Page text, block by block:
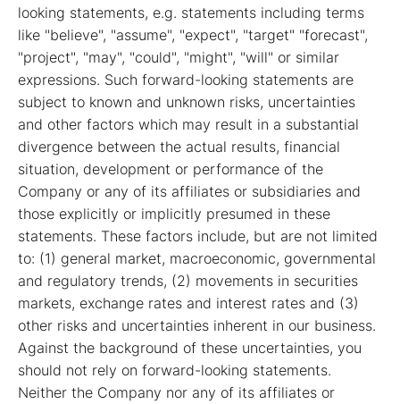
looking statements, e.g. statements including terms
like "believe", "assume", "expect", "target" "forecast",
"project", "may", "could", "might", "will" or similar
expressions. Such forward-looking statements are
subject to known and unknown risks, uncertainties
and other factors which may result in a substantial
divergence between the actual results, financial
situation, development or performance of the
Company or any of its affiliates or subsidiaries and
those explicitly or implicitly presumed in these
statements. These factors include, but are not limited
to: (1) general market, macroeconomic, governmental
and regulatory trends, (2) movements in securities
markets, exchange rates and interest rates and (3)
other risks and uncertainties inherent in our business.
Against the background of these uncertainties, you
should not rely on forward-looking statements.
Neither the Company nor any of its affiliates or